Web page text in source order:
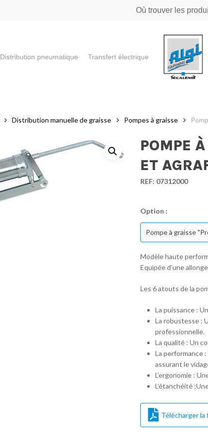
Où trouver les
Distribution pneumatique Transfert électrique
Distribution manuelle de graisse Pompes à graisse
POMPE
ET
REF: 07312000
Option :
Pompe à graisse
Modèle haute
Equipée d’une
Les 6 atouts de la
La puissance :
La robustesse :
professionnelle.
La qualité : Un
La performance
assurant le
L’ergonomie :
L’étanchéité
Télécharger la